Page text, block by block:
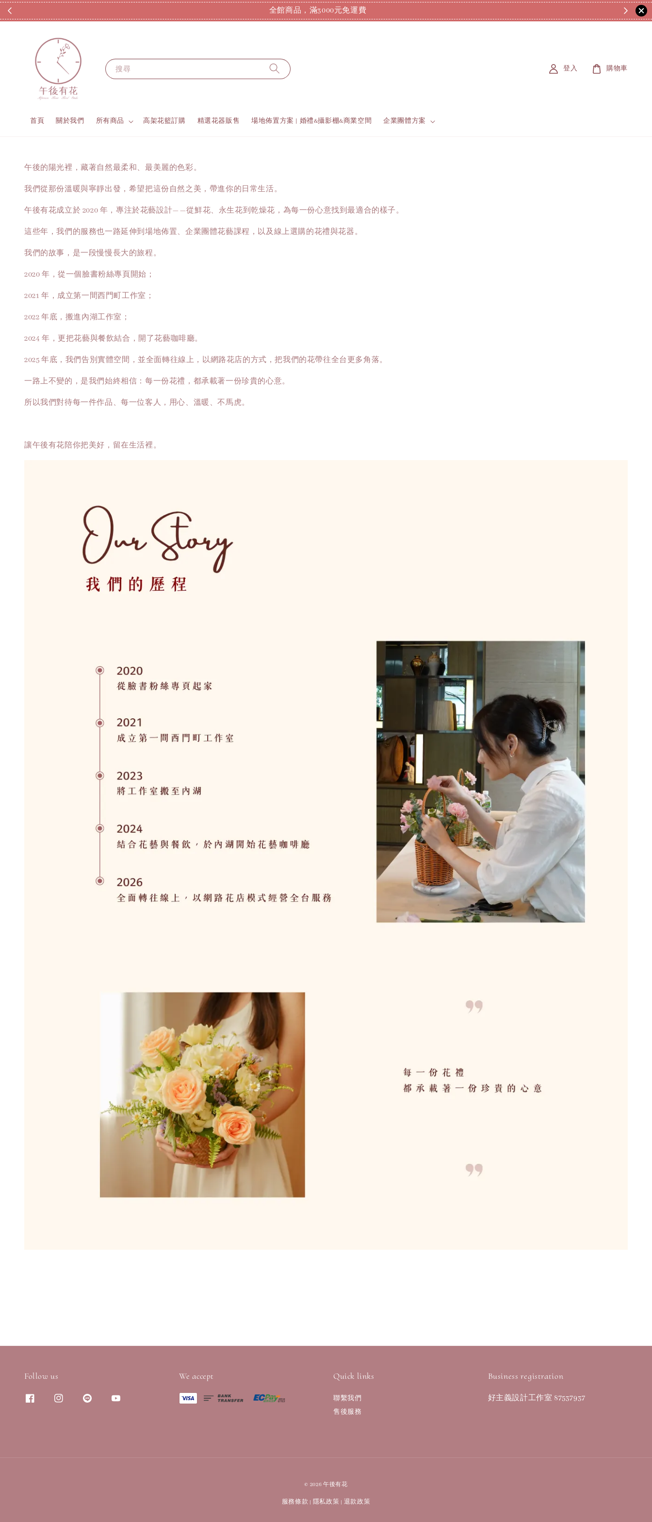
全館商品，滿3000元免運費
搜尋
首頁 關於我們 所有商品 高架花籃訂購 精選花器販售 場地佈置方案 | 婚禮&攝影棚&商業空間 企業團體方案
登入 購物車
午後的陽光裡，藏著自然最柔和、最美麗的色彩。
我們從那份溫暖與寧靜出發，希望把這份自然之美，帶進你的日常生活。
午後有花成立於 2020 年，專注於花藝設計——從鮮花、永生花到乾燥花，為每一份心意找到最適合的樣子。
這些年，我們的服務也一路延伸到場地佈置、企業團體花藝課程，以及線上選購的花禮與花器。
我們的故事，是一段慢慢長大的旅程。
2020 年，從一個臉書粉絲專頁開始；
2021 年，成立第一間西門町工作室；
2022 年底，搬進內湖工作室；
2024 年，更把花藝與餐飲結合，開了花藝咖啡廳。
2025 年底，我們告別實體空間，並全面轉往線上，以網路花店的方式，把我們的花帶往全台更多角落。
一路上不變的，是我們始終相信：每一份花禮，都承載著一份珍貴的心意。
所以我們對待每一件作品、每一位客人，用心、溫暖、不馬虎。
讓午後有花陪你把美好，留在生活裡。
Follow us We accept Quick links
聯繫我們
售後服務
Business registration
好主義設計工作室 87537937
© 2026 午後有花
服務條款 | 隱私政策 | 退款政策